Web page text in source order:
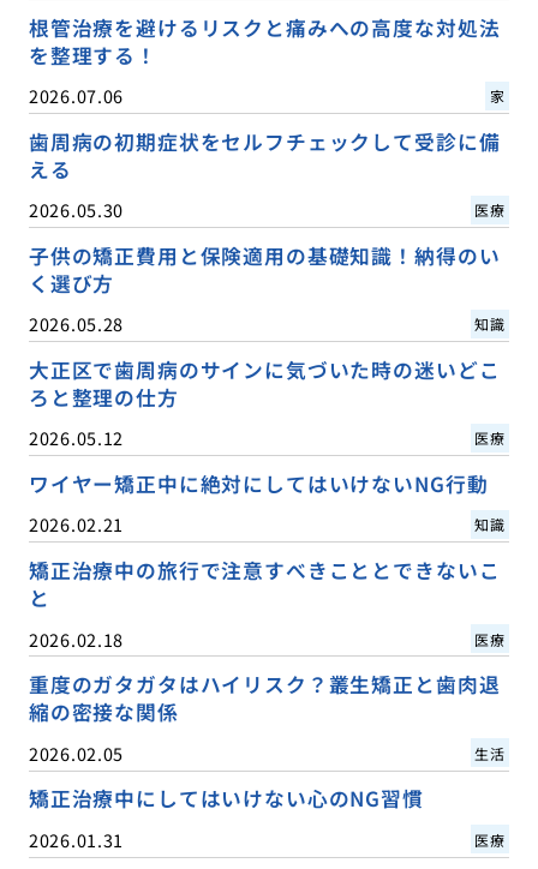
根管治療を避けるリスクと痛みへの高度な対処法
を整理する！
2026.07.06 家
歯周病の初期症状をセルフチェックして受診に備
える
2026.05.30 医療
子供の矯正費用と保険適用の基礎知識！納得のい
く選び方
2026.05.28 知識
大正区で歯周病のサインに気づいた時の迷いどこ
ろと整理の仕方
2026.05.12 医療
ワイヤー矯正中に絶対にしてはいけないNG行動
2026.02.21 知識
矯正治療中の旅行で注意すべきこととできないこ
と
2026.02.18 医療
重度のガタガタはハイリスク？叢生矯正と歯肉退
縮の密接な関係
2026.02.05 生活
矯正治療中にしてはいけない心のNG習慣
2026.01.31 医療